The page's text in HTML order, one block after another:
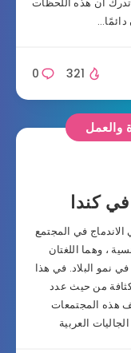
0 321
والعمل
كندا
في المجتمع
، وهما اللغتان
نمو البلاد. في هذا
كثافة من حيث عدد
هذه المجتمعات